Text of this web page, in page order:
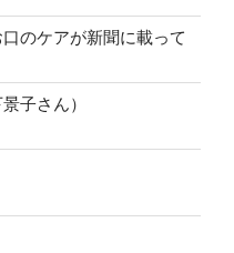
のケアが新聞に載って
子さん）